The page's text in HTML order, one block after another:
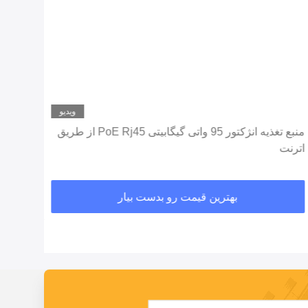
ویدیو
منبع تغذیه انژکتور 95 واتی گیگابیتی PoE Rj45 از طریق
اترنت
بهترین قیمت رو بدست بیار